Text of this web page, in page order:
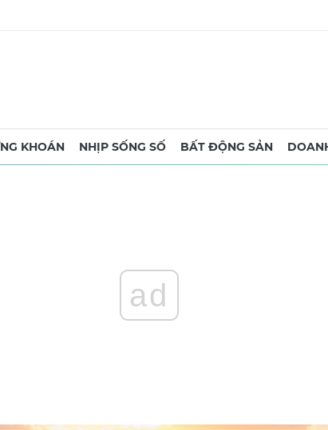
KHOÁN NHỊP SỐNG SỐ BẤT ĐỘNG SẢN
ad